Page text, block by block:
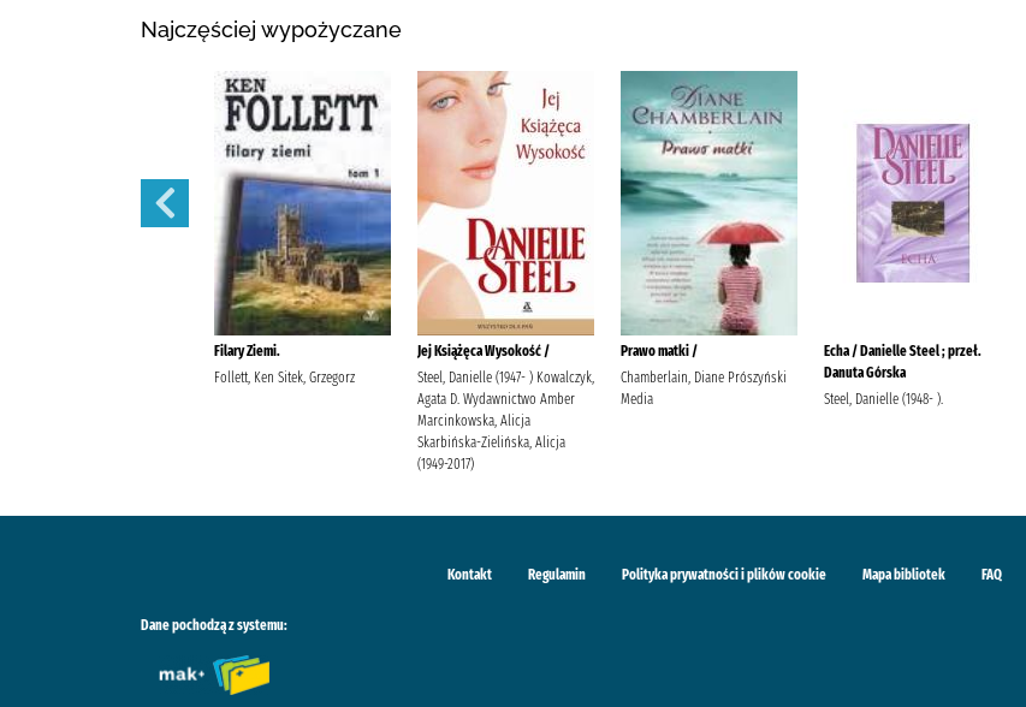
Najczęściej wypożyczane
Filary Ziemi.
Follett, Ken Sitek, Grzegorz
Jej Książęca Wysokość /
Steel, Danielle (1947- ) Kowalczyk,
Agata D. Wydawnictwo Amber
Marcinkowska, Alicja
Skarbińska-Zielińska, Alicja
(1949-2017)
Prawo matki /
Chamberlain, Diane Prószyński
Media
Echa / Danielle Steel ; przeł.
Danuta Górska
Steel, Danielle (1948- ).
Kontakt Regulamin Polityka prywatności i plików cookie Mapa bibliotek FAQ
Dane pochodzą z systemu: